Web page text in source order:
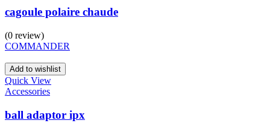
cagoule polaire chaude
(0 review)
COMMANDER
Add to wishlist
Quick View
Accessories
ball adaptor ipx